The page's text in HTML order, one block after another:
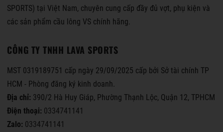
SPORTS) tại Việt Nam, chuyên cung cấp đầy đủ vợt, phụ kiện và
các sản phẩm cầu lông VS chính hãng.
CÔNG TY TNHH LAVA SPORTS
MST 0319189751 cấp ngày 29/09/2025 cấp bởi Sở tài chính TP
HCM - Phòng đăng ký kinh doanh.
Địa chỉ: 390/2 Hà Huy Giáp, Phường Thạnh Lộc, Quận 12, TPHCM
Điện thoại: 0334741141
Zalo: 0334741141